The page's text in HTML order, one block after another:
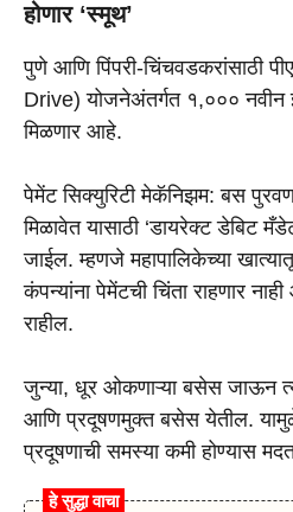
होणार ‘स्मूथ’
पुणे आणि पिंपरी-चिंचवडकरांसाठी
Drive) योजनेअंतर्गत १,०००
मिळणार आहे.
पेमेंट सिक्युरिटी मेकॅनिझम: बस
मिळावेत यासाठी ‘डायरेक्ट डेबिट
जाईल. म्हणजे महापालिकेच्या
कंपन्यांना पेमेंटची चिंता राहणार
राहील.
जुन्या, धूर ओकणाऱ्या बसेस जाऊन
आणि प्रदूषणमुक्त बसेस येतील.
प्रदूषणाची समस्या कमी होण्यास
हे सुद्धा वाचा